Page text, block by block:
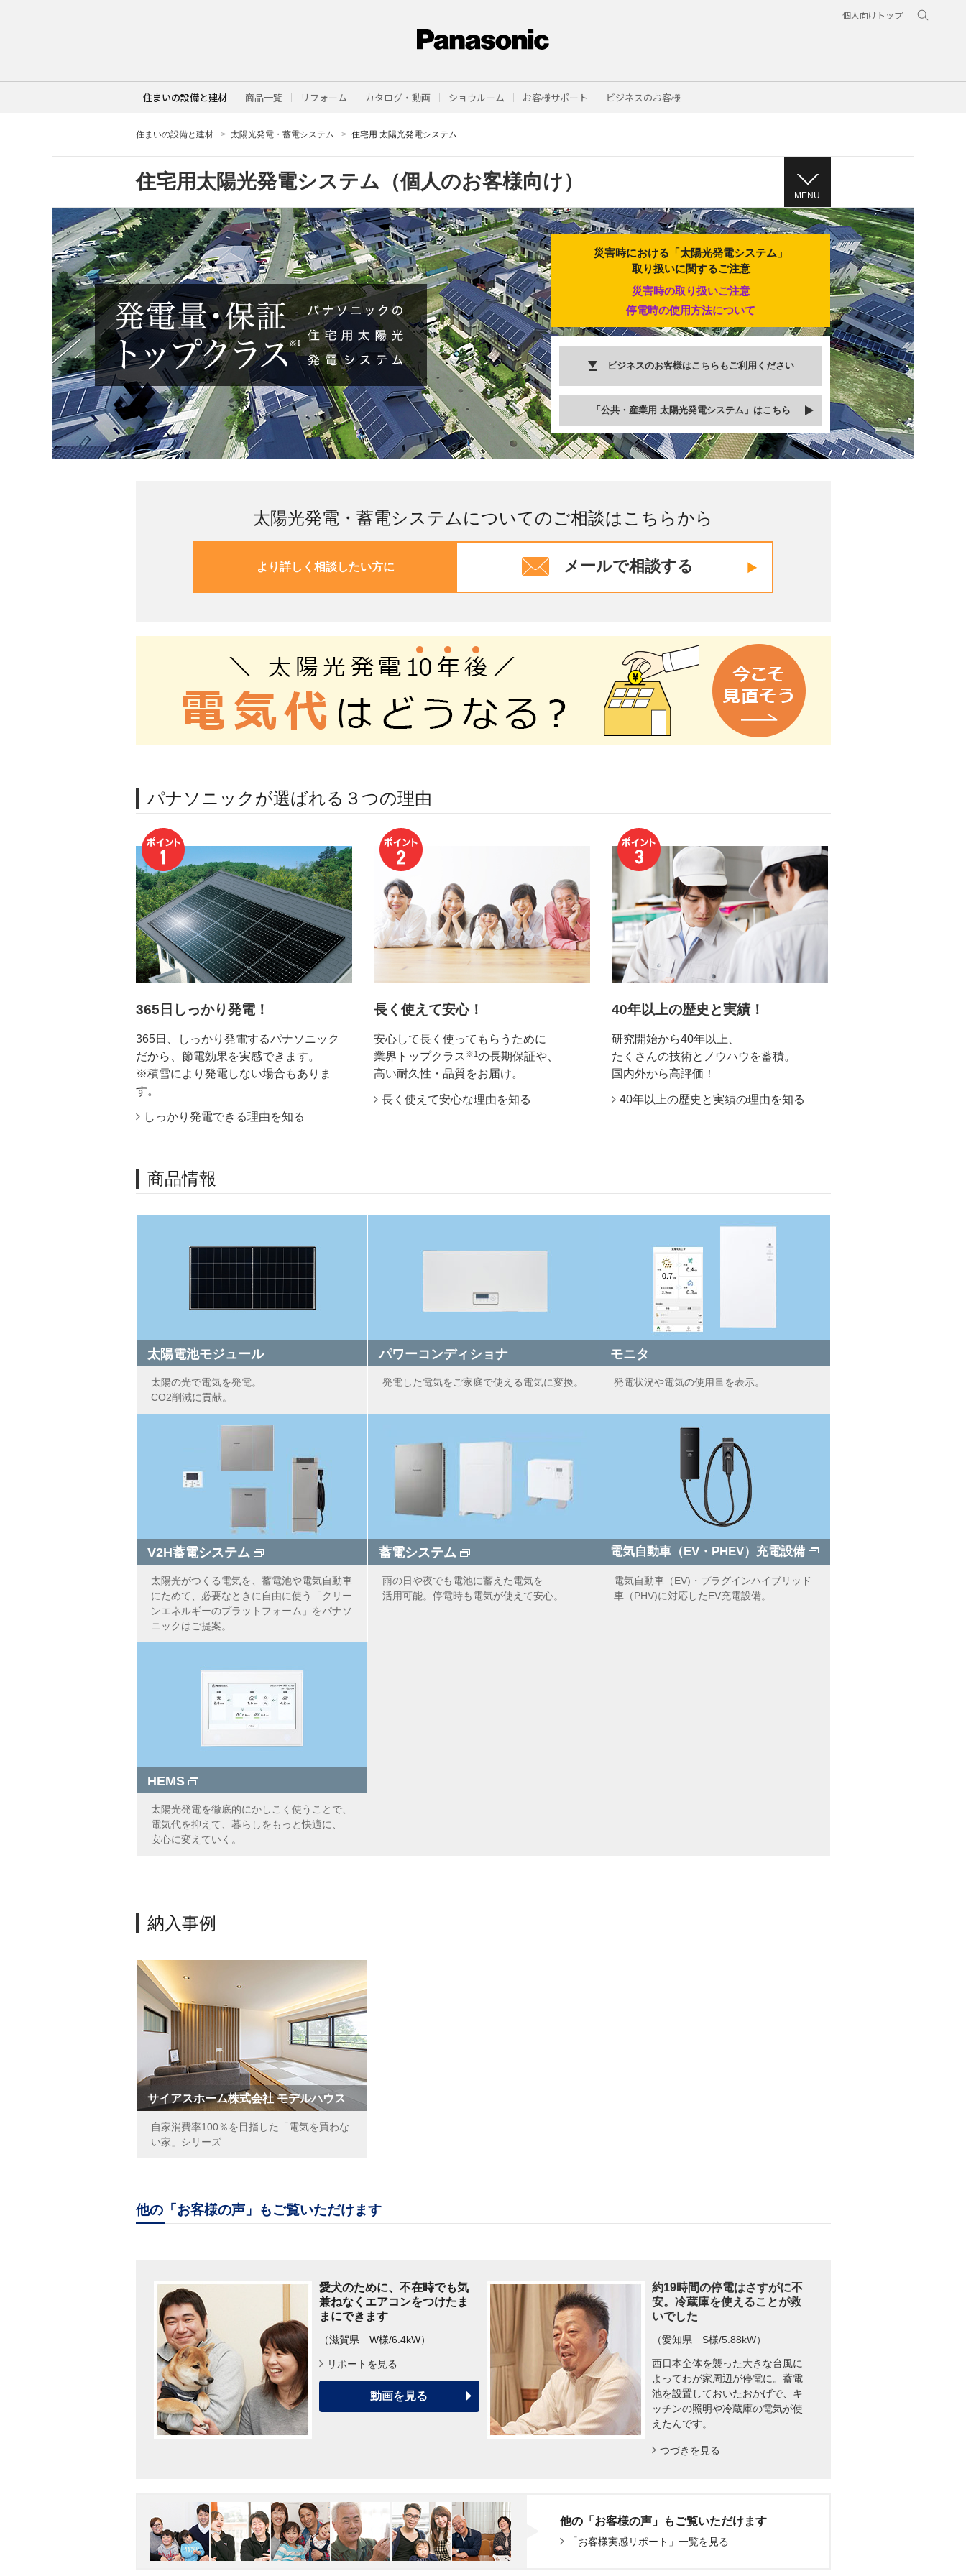
個人向けトップ
住まいの設備と建材 商品一覧 リフォーム カタログ・動画 ショウルーム お客様サポート ビジネスのお客様
住まいの設備と建材 太陽光発電・蓄電システム 住宅用 太陽光発電システム
住宅用太陽光発電システム （個人のお客様向け）
MENU
災害時における「太陽光発電システム」
取り扱いに関するご注意
災害時の取り扱いご注意
停電時の使用方法について
ビジネスのお客様はこちらもご利用ください
「公共・産業用 太陽光発電システム」はこちら
太陽光発電・蓄電システムについてのご相談はこちらから
より詳しく 相談したい方に メールで相談する
パナソニックが選ばれる３つの理由
365日しっかり発電！
365日、しっかり発電するパナソニック
だから、節電効果を実感できます。
※積雪により発電しない場合もありま
す。
しっかり発電できる理由を知る
長く使えて安心！
安心して長く使ってもらうために
業界トップクラス ※1の長期保証や、
高い耐久性・品質をお届け。
長く使えて安心な理由を知る
40年以上の歴史と実績！
研究開始から40年以上、
たくさんの技術とノウハウを蓄積。
国内外から高評価！
40年以上の歴史と実績の理由を知る
商品情報
太陽電池モジュール
太陽の光で電気を発電。
CO2削減に貢献。
パワーコンディショナ
発電した電気をご家庭で使える電気に変換。
モニタ
発電状況や電気の使用量を表示。
V2H蓄電システム
太陽光がつくる電気を、蓄電池や電気自動車
にためて、必要なときに自由に使う「クリー
ンエネルギーのプラットフォーム」をパナソ
ニックはご提案。
蓄電システム
雨の日や夜でも電池に蓄えた電気を
活用可能。停電時も電気が使えて安心。
電気自動車（EV・PHEV）充電設備
電気自動車（EV)・プラグインハイブリッド
車（PHV)に対応したEV充電設備。
HEMS
太陽光発電を徹底的にかしこく使うことで、
電気代を抑えて、暮らしをもっと快適に、
安心に変えていく。
納入事例
サイアスホーム株式会社 モデルハウス
自家消費率100％を目指した「電気を買わな
い家」シリーズ
他の「お客様の声」もご覧いただけます
愛犬のために、不在時でも気
兼ねなくエアコンをつけたま
まにできます
（滋賀県 W様/6.4kW）
リポートを見る
動画を見る
約19時間の停電はさすがに不
安。冷蔵庫を使えることが救
いでした
（愛知県 S様/5.88kW）
西日本全体を襲った大きな台風に
よってわが家周辺が停電に。蓄電
池を設置しておいたおかげで、キ
ッチンの照明や冷蔵庫の電気が使
えたんです。
つづきを見る
他の「お客様の声」もご覧いただけます
「お客様実感リポート」一覧を見る